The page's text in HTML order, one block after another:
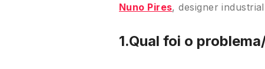
Nuno Pires, designer
1.Qual foi o